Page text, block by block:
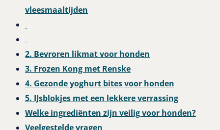
vleesmaaltijden
2. Bevroren likmat voor honden
3. Frozen Kong met Renske
4. Gezonde yoghurt bites voor honden
5. IJsblokjes met een lekkere verrassing
Welke ingrediënten zijn veilig voor honden?
Veelgestelde vragen